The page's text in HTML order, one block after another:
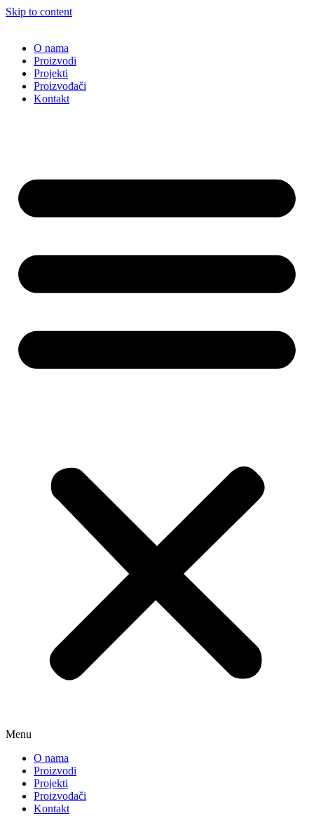
Skip to content
O nama
Proizvodi
Projekti
Proizvođači
Kontakt
Menu
O nama
Proizvodi
Projekti
Proizvođači
Kontakt